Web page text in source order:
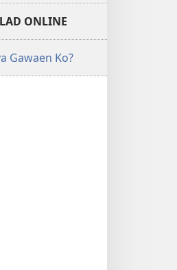
ONLINE
Gawaen Ko?